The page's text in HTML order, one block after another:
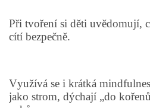
PÍSNĚ K TÉMATU PODZIM
POHYBOVÉ AKTIVITY NA TÉMA
Při tvoření si děti uvědomují,
cítí bezpečně.
Využívá se i krátká
jako strom, dýchají „do